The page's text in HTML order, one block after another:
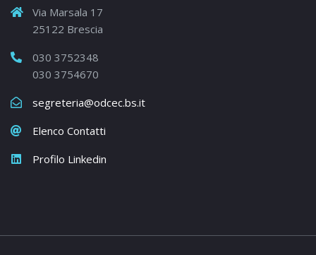
Via Marsala 17
25122 Brescia
030 3752348
030 3754670
segreteria@odcec.bs.it
Elenco Contatti
Profilo Linkedin